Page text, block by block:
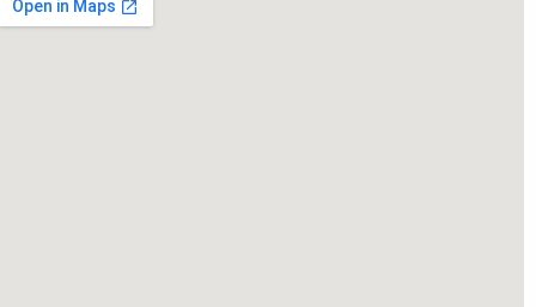
histoire qui vous fera frissonner devant un suspense